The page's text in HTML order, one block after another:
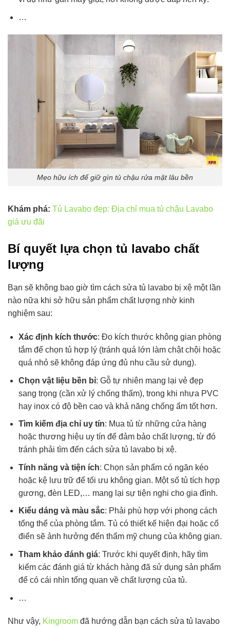
…
Mẹo hữu ích để giữ gìn tủ chậu rửa mặt lâu bền
Khám phá: Tủ Lavabo đẹp: Địa chỉ mua tủ chậu Lavabo
giá ưu đãi
Bí quyết lựa chọn tủ lavabo chất
lượng
Bạn sẽ không bao giờ tìm cách sửa tủ lavabo bị xệ một lần
nào nữa khi sở hữu sản phẩm chất lượng nhờ kinh
nghiệm sau:
Xác định kích thước: Đo kích thước không gian phòng
tắm để chọn tủ hợp lý (tránh quá lớn làm chật chội hoặc
quá nhỏ sẽ không đáp ứng đủ nhu cầu sử dụng).
Chọn vật liệu bền bỉ: Gỗ tự nhiên mang lại vẻ đẹp
sang trọng (cần xử lý chống thấm), trong khi nhựa PVC
hay inox có độ bền cao và khả năng chống ẩm tốt hơn.
Tìm kiếm địa chỉ uy tín: Mua tủ từ những cửa hàng
hoặc thương hiệu uy tín để đảm bảo chất lượng, từ đó
tránh phải tìm đến cách sửa tủ lavabo bị xệ.
Tính năng và tiện ích: Chọn sản phẩm có ngăn kéo
hoặc kệ lưu trữ để tối ưu không gian. Một số tủ tích hợp
gương, đèn LED,… mang lại sự tiện nghi cho gia đình.
Kiểu dáng và màu sắc: Phải phù hợp với phong cách
tổng thể của phòng tắm. Tủ có thiết kế hiện đại hoặc cổ
điển sẽ ảnh hưởng đến thẩm mỹ chung của không gian.
Tham khảo đánh giá: Trước khi quyết định, hãy tìm
kiếm các đánh giá từ khách hàng đã sử dụng sản phẩm
để có cái nhìn tổng quan về chất lượng của tủ.
…
Như vậy, Kingroom đã hướng dẫn bạn cách sửa tủ lavabo